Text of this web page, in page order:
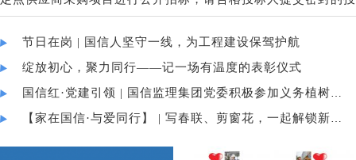
保险股份有限公司茂名分公司全辖，本项目采购结果也适用于
中采用直接选定的方式选定最符合当次需求的一家;招标人不
一概不承担任何责任。 （三）其他内容 （1）招标人在会议项目召开前一天获得已预定25%的房间号码，中标人须按要求在指定的房卡牌上录入对应的参会人员姓名，同
时在会议项目报到当天中午12：00前将预定房间房卡制作完成，以便于会议报到当天顺利完成入住
布置： 1）主席台：要求提供有线/无线麦克风数个。配置茶水杯（或者瓶装矿泉水）。茶水提供及服务人员包含在会场租赁成本中。 2）会场布置：中标人必须于项目召
节日在岗 | 国信人坚守一线，为工程建设保驾护航
绽放初心，聚力同行——记一场有温度的表彰仪式
国信红·党建引领 | 国信监理集团党委积极参加义务植树主题党日活动
【家在国信·与爱同行】 | 写春联、剪窗花，一起解锁新年好运！